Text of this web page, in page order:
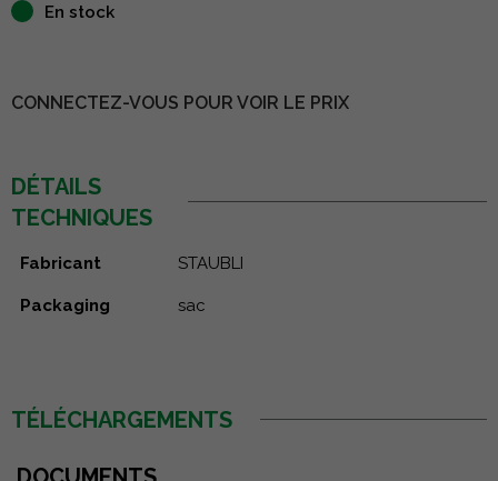
En stock
CONNECTEZ-VOUS POUR VOIR LE PRIX
DÉTAILS
TECHNIQUES
Fabricant STAUBLI
Packaging sac
TÉLÉCHARGEMENTS